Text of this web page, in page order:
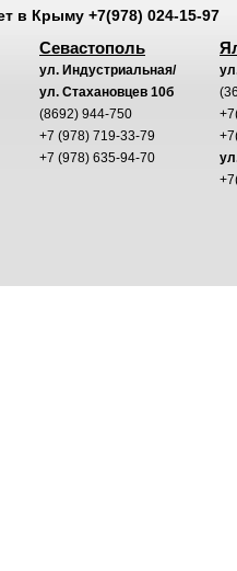
в Крыму +7(978) 024-15-97
Севастополь
ул. Индустриальная/
ул. Стахановцев 10б
(8692) 944-750
+7 (978) 719-33-79
+7 (978) 635-94-70